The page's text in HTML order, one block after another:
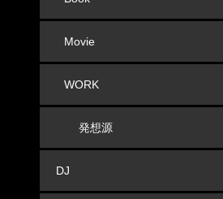
Movie
WORK
発想源
DJ